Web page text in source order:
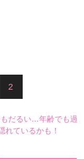
2
だるい…年齢でも過
れているかも！